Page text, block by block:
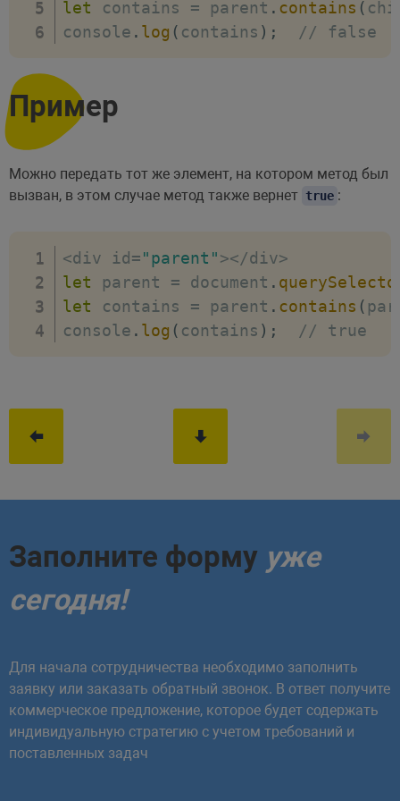
let contains = parent . contains (
console . log ( contains ) ; // false
Пример
Можно передать тот же элемент, на котором метод был
вызван, в этом случае метод также вернет true :
<div id="parent"></div>
let parent = document .
let contains = parent . contains (
console . log ( contains ) ; // true
Заполните форму уже
сегодня!
Для начала сотрудничества необходимо заполнить
заявку или заказать обратный звонок. В ответ получите
коммерческое предложение, которое будет содержать
индивидуальную стратегию с учетом требований и
поставленных задач